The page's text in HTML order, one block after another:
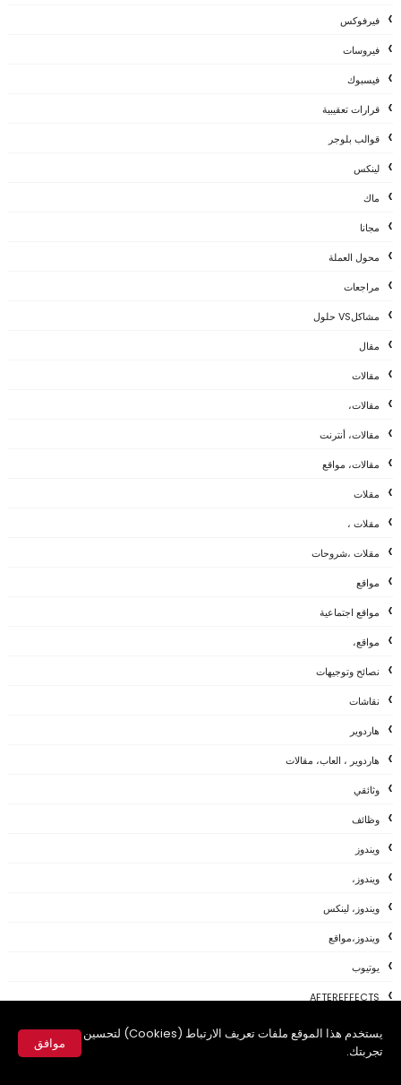
يستخدم هذا الموقع ملفات تعريف الارتباط (Cookies) لتحسين
تجربتك.
موافق
فيرفوكس
فيروسات
فيسبوك
قرارات تعقيبية
قوالب بلوجر
لينكس
ماك
مجانا
محول العملة
مراجعات
مشاكلVS حلول
مقال
مقالات
مقالات،
مقالات، أنترنت
مقالات، مواقع
مقلات
مقلات ،
مقلات ،شروحات
مواقع
مواقع اجتماعية
مواقع،
نصائح وتوجيهات
نقاشات
هاردوير
هاردوير ، العاب، مقالات
وثائقي
وظائف
ويندوز
ويندوز،
ويندوز، لينكس
ويندوز،مواقع
يوتيوب
AFTEREFFECTS
APP